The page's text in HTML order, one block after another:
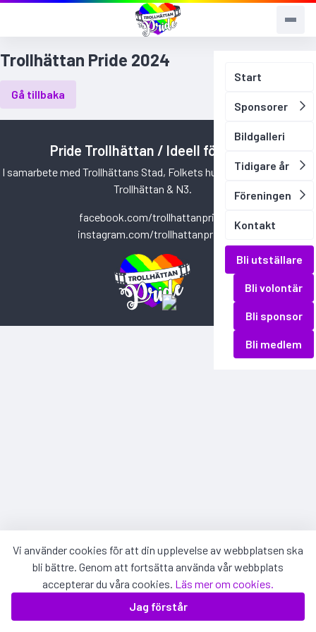
Vi använder cookies för att din upplevelse av webbplatsen ska
bli bättre. Genom att fortsätta använda vår webbplats
accepterar du våra cookies. Läs mer om cookies.
Jag förstår
Start
Sponsorer
Bildgalleri
Tidigare år
Föreningen
Kontakt
Bli utställare
Bli volontär
Bli sponsor
Bli medlem
Trollhättan Pride 2024
Gå tillbaka
Pride Trollhättan / Ideell förening
I samarbete med Trollhättans Stad, Folkets hus Kulturhuset, City
Trollhättan & N3.
facebook.com/trollhattanpride
instagram.com/trollhattanpride